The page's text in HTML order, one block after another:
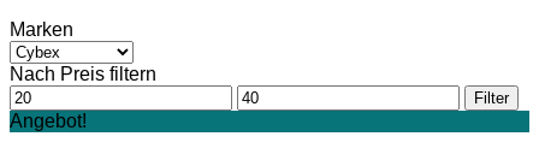
Marken
Nach Preis filtern
Min.
Preis
Max.
Preis
Filter
Angebot!